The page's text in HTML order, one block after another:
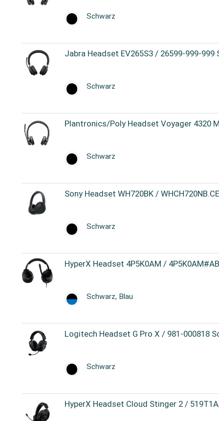
Schwarz
Jabra Headset EV265S3 / 26599-999-999
Schwarz
Plantronics/Poly Headset Voyager 4320
Schwarz
Sony Headset WH720BK /
Schwarz
HyperX Headset 4P5K0AM /
Schwarz, Blau
Logitech Headset G Pro X / 981-000818
Schwarz
HyperX Headset Cloud Stinger 2 /